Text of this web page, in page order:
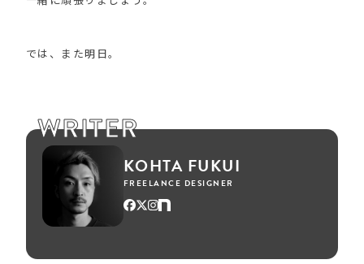
では、また明日。
WRITER
KOHTA FUKUI
FREELANCE DESIGNER